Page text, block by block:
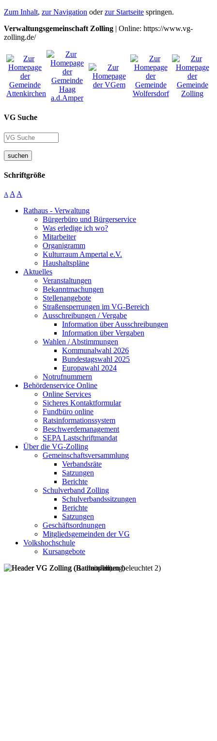
Zum Inhalt, zur Navigation oderzur Startseite springen.
Verwaltungsgemeinschaft Zolling | Online: https://www.vg-
zolling.de/
VG Suche
suchen
Schriftgröße
A A A
Rathaus - Verwaltung
Bürgerbüro und Bürgerservice
Was erledige ich wo?
Mitarbeiter
Organigramm
Kulturraum Ampertal e.V.
Haushaltspläne
Aktuelles
Veranstaltungen
Bekanntmachungen
Stellenangebote
Straßensperrungen im VG-Bereich
Ausschreibungen / Vergabe
Information über Ausschreibungen
Information über Vergaben
Wahlen / Abstimmungen
Kommunalwahl 2026
Bundestagswahl 2025
Europawahl 2024
Notrufnummern
Behördenservice Online
Online Services
Sicheres Kontaktformular
Fundbüro online
Ratsinformationssystem
Beschwerdemanagement
SEPA Lastschriftmandat
Über die VG-Zolling
Gemeinschaftsversammlung
Verbandsräte
Satzungen
Berichte
Schulverband Zolling
Schulverbandssitzungen
Berichte
Satzungen
Geschäftsordnungen
Mitgliedsgemeinden der VG
Volkshochschule
Kursangebote